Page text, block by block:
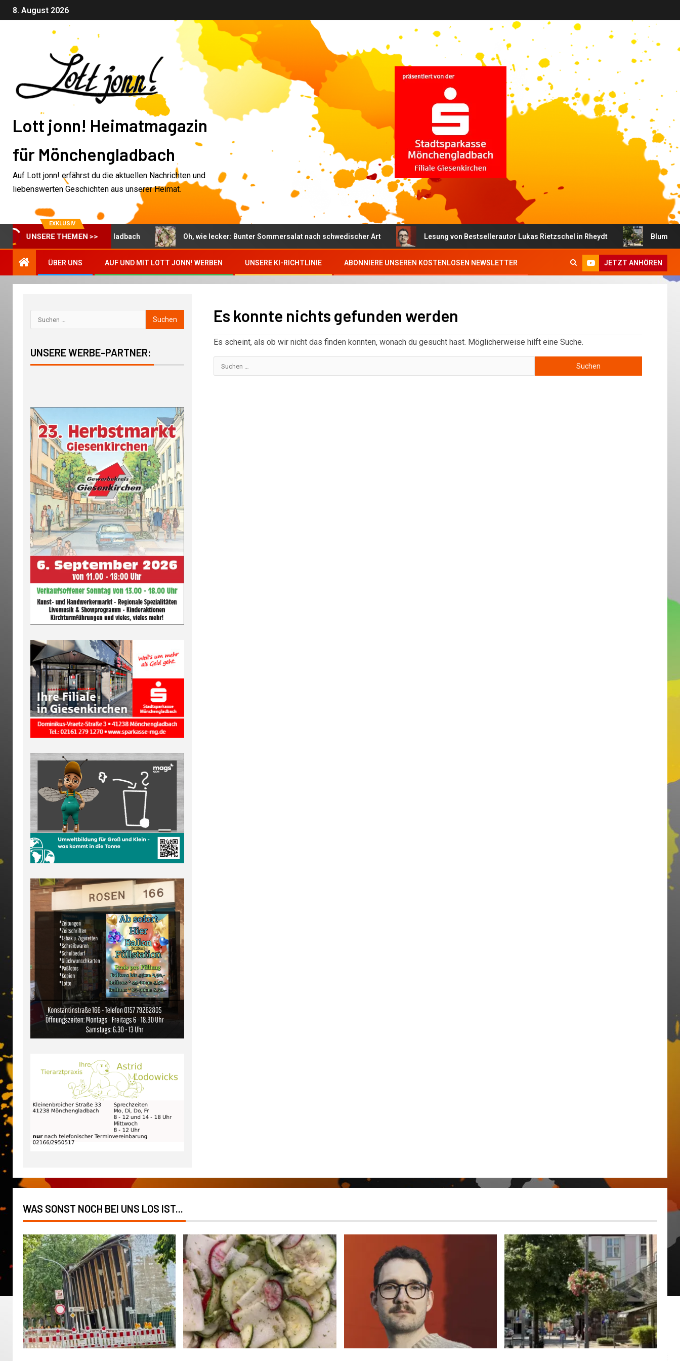
8. August 2026
Lott jonn! Heimatmagazin
für Mönchengladbach
Auf Lott jonn! erfährst du die aktuellen Nachrichten und
liebenswerten Geschichten aus unserer Heimat.
EXKLUSIV
UNSERE THEMEN >>
Die Woche in Mönchengladbach Oh, wie lecker: Bunter Sommersalat nach schwedischer Art Lesung von Bestsellerautor Lukas Rietzschel in Rheydt Blumenampeln
ÜBER UNS AUF UND MIT LOTT JONN! WERBEN UNSERE KI-RICHTLINIE ABONNIERE UNSEREN KOSTENLOSEN NEWSLETTER JETZT ANHÖREN
Es konnte nichts gefunden werden
Es scheint, als ob wir nicht das finden konnten, wonach du gesucht hast. Möglicherweise hilft eine Suche.
UNSERE WERBE-PARTNER:
WAS SONST NOCH BEI UNS LOS IST...